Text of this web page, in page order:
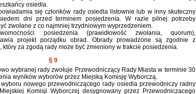
osiedla.
się członków rady osiedla listownie lub w inny skuteczny
dni przed terminem posiedzenia. W razie pilnej potrzeby
zwołane z co najmniej trzydniowym wyprzedzeniem.
posiedzenia (prawidłowość zwołania, quorum),
projekt porządku obrad. Obrady prowadzone są zgodnie z
który za zgodą rady może być zmieniony w trakcie posiedzenia.
§ 9
wybranej rady zwołuje Przewodniczący Rady Miasta w terminie 30
wyników wyborów przez Miejską Komisję Wyborczą.
nowego przewodniczącego rady osiedla przewodniczy radny
Komisji Wyborczej desygnowany przez Przewodniczącego